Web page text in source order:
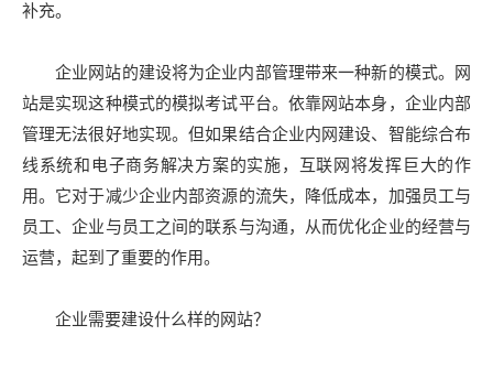
补充。
企业网站的建设将为企业内部管理带来一种新的模式。网
站是实现这种模式的模拟考试平台。依靠网站本身，企业内部
管理无法很好地实现。但如果结合企业内网建设、智能综合布
线系统和电子商务解决方案的实施，互联网将发挥巨大的作
用。它对于减少企业内部资源的流失，降低成本，加强员工与
员工、企业与员工之间的联系与沟通，从而优化企业的经营与
运营，起到了重要的作用。
企业需要建设什么样的网站？